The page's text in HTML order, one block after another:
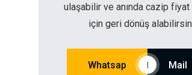
ulaşabilir ve anında cazip
için geri dönüş
Whatsap